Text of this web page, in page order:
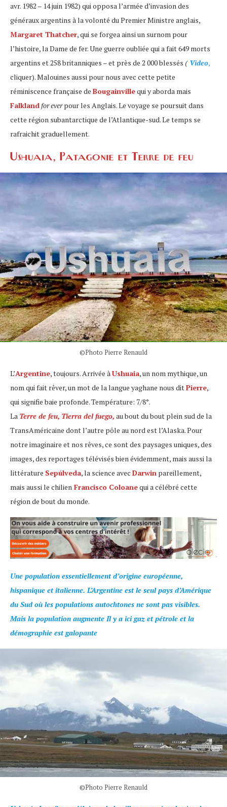
avr. 1982 – 14 juin 1982) qui opposa l’armée d’invasion des
généraux argentins à la volonté du Premier Ministre anglais,
Margaret Thatcher, qui se forgea ainsi un surnom pour
l’histoire, la Dame de fer. Une guerre oubliée qui a fait 649 morts
argentins et 258 britanniques – et près de 2 000 blessés ( Video,
cliquer). Malouines aussi pour nous avec cette petite
réminiscence française de Bougainvillequi y aborda mais
Falklandfor everpour les Anglais. Le voyage se poursuit dans
cette région subantarctique de l’Atlantique-sud. Le temps se
rafraichit graduellement.
Ushuaia, Patagonie et Terre de feu
©Photo Pierre Renauld
L’Argentine, toujours. Arrivée àUshuaia, un nom mythique, un
nom qui fait rêver, un mot de la langue yaghane nous ditPierre,
qui signifie baie profonde. Température: 7/8°.
La Terre de feu, Tierra del fuego, au bout du bout plein sud de la
TransAméricaine dont l’autre pôle au nord est l’Alaska. Pour
notre imaginaire et nos rêves, ce sont des paysages uniques, des
images, des reportages télévisés bien évidemment, mais aussi la
littérature Sepúlveda, la science avec Darwin pareillement,
mais aussi le chilien Francisco Coloanequi a célébré cette
région de bout du monde.
Une population essentiellement d’origine européenne,
hispanique et italienne. L’Argentine est le seul pays d’Amérique
du Sud où les populations autochtones ne sont pas visibles.
Mais la population augmente Il y a ici gaz et pétrole et la
démographie est galopante
©Photo Pierre Renauld